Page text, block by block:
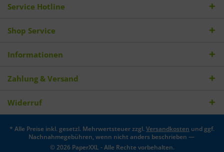
Service Hotline
Shop Service
Informationen
Zahlung & Versand
Widerruf
* Alle Preise inkl. gesetzl. Mehrwertsteuer zzgl.Versandkosten und ggf.
Nachnahmegebühren, wenn nicht anders beschrieben —
© 2026 PaperXXL - Alle Rechte vorbehalten.